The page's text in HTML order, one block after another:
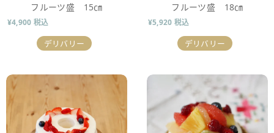
フルーツ盛 15㎝
¥4,900 税込
デリバリー
フルーツ盛 18㎝
¥5,920 税込
デリバリー